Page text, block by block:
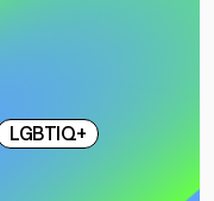
LGBTIQ+